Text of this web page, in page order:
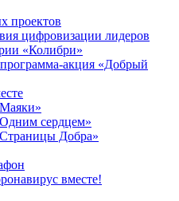
проектов
цифровизации лидеров
«Колибри»
программа-акция «Добрый
сердцем»
Добра»
вместе!